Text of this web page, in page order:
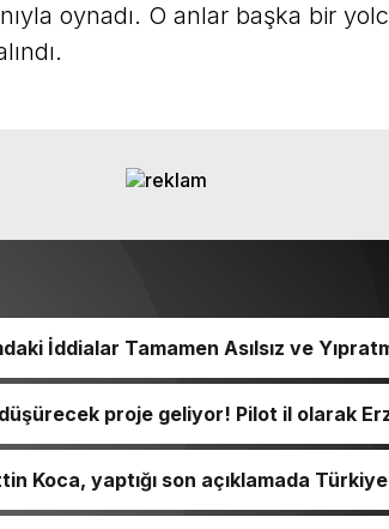
oynadı. O anlar başka bir
İddialar Tamamen Asılsız ve
düşürecek proje geliyor! Pilot il olarak
Koca, yaptığı son açıklamada